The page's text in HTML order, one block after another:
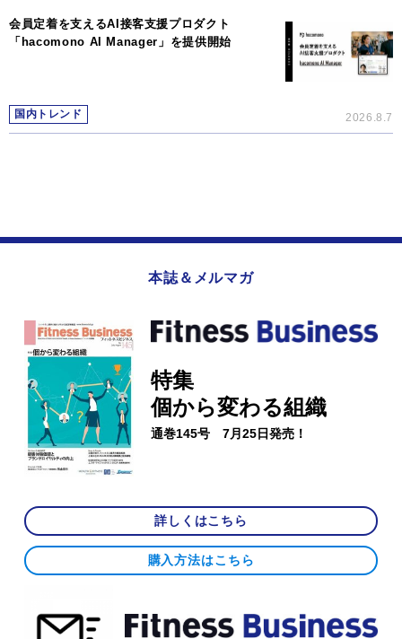
会員定着を支えるAI接客支援プロダクト
「hacomono AI Manager」を提供開始
国内トレンド 2026.8.7
本誌＆メルマガ
特集
個から変わる組織
通巻145号 7月25日発売！
詳しくはこちら
購入方法はこちら